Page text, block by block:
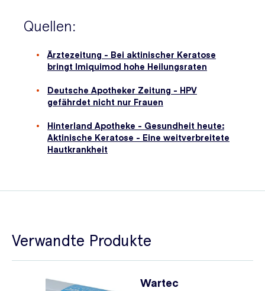
Quellen:
Ärztezeitung - Bei aktinischer Keratose
bringt Imiquimod hohe Heilungsraten
Deutsche Apotheker Zeitung - HPV
gefährdet nicht nur Frauen
Hinterland Apotheke - Gesundheit heute:
Aktinische Keratose - Eine weitverbreitete
Hautkrankheit
Verwandte Produkte
Wartec